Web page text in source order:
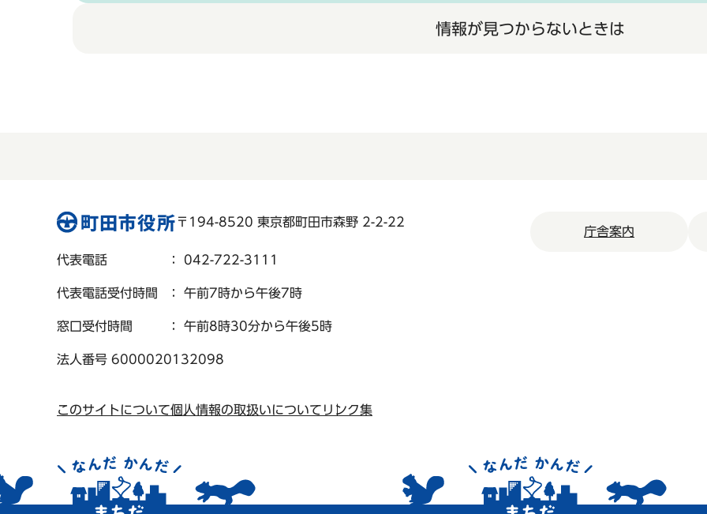
情報が見つからないときは
〒194-8520 東京都町田市森野 2-2-22
代表電話 ： 042-722-3111
代表電話受付時間 ： 午前7時から午後7時
窓口受付時間 ： 午前8時30分から午後5時
法人番号 6000020132098
このサイトについて個人情報の取扱いについて リンク集
庁舎案内